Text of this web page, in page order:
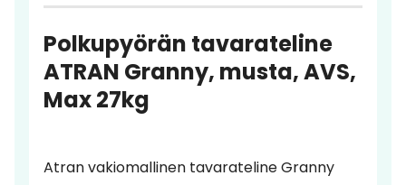
Polkupyörän tavarateline
ATRAN Granny, musta, AVS,
Max 27kg
Atran vakiomallinen tavarateline Granny